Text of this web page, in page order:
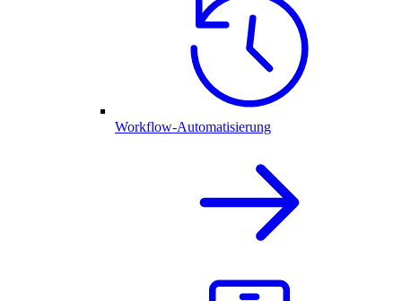
Workflow-Automatisierung